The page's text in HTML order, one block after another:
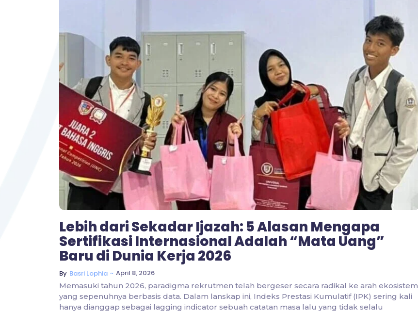
No Comments
Lebih dari Sekadar Ijazah: 5 Alasan Mengapa
Sertifikasi Internasional Adalah “Mata Uang”
Baru di Dunia Kerja 2026
By Basri Lophia ~ April 8, 2026
Memasuki tahun 2026, paradigma rekrutmen telah bergeser secara radikal ke arah ekosistem
yang sepenuhnya berbasis data. Dalam lanskap ini, Indeks Prestasi Kumulatif (IPK) sering kali
hanya dianggap sebagai lagging indicator sebuah catatan masa lalu yang tidak selalu